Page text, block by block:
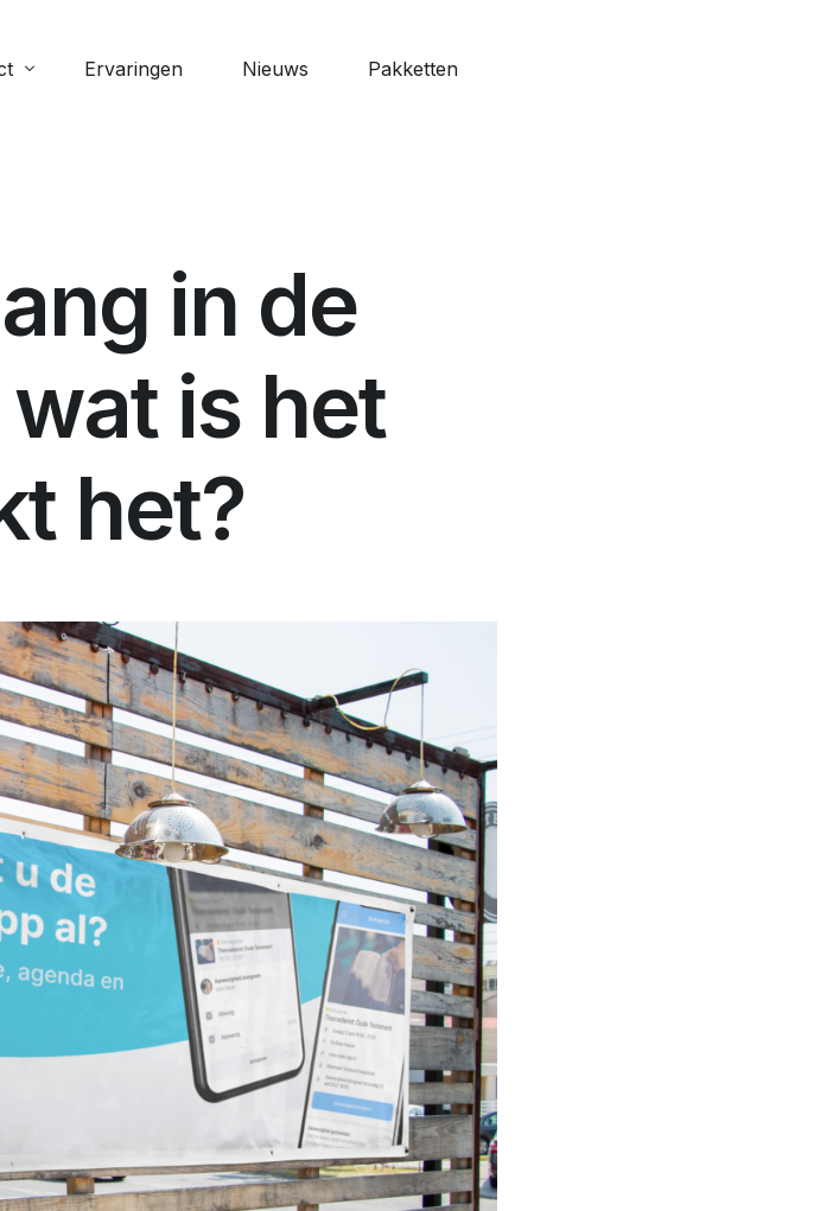
bestanden zoals
of een kerkblad
Verjaardagen
Bekijk alle
Ervaringen Nieuws Pakketten
in de
is het
het?